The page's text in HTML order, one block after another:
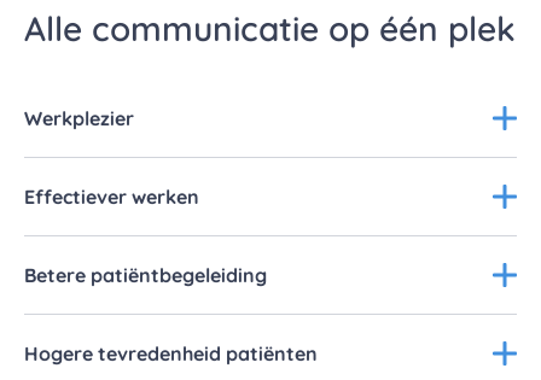
Alle communicatie op één plek
Werkplezier
Effectiever werken
Betere patiëntbegeleiding
Hogere tevredenheid patiënten